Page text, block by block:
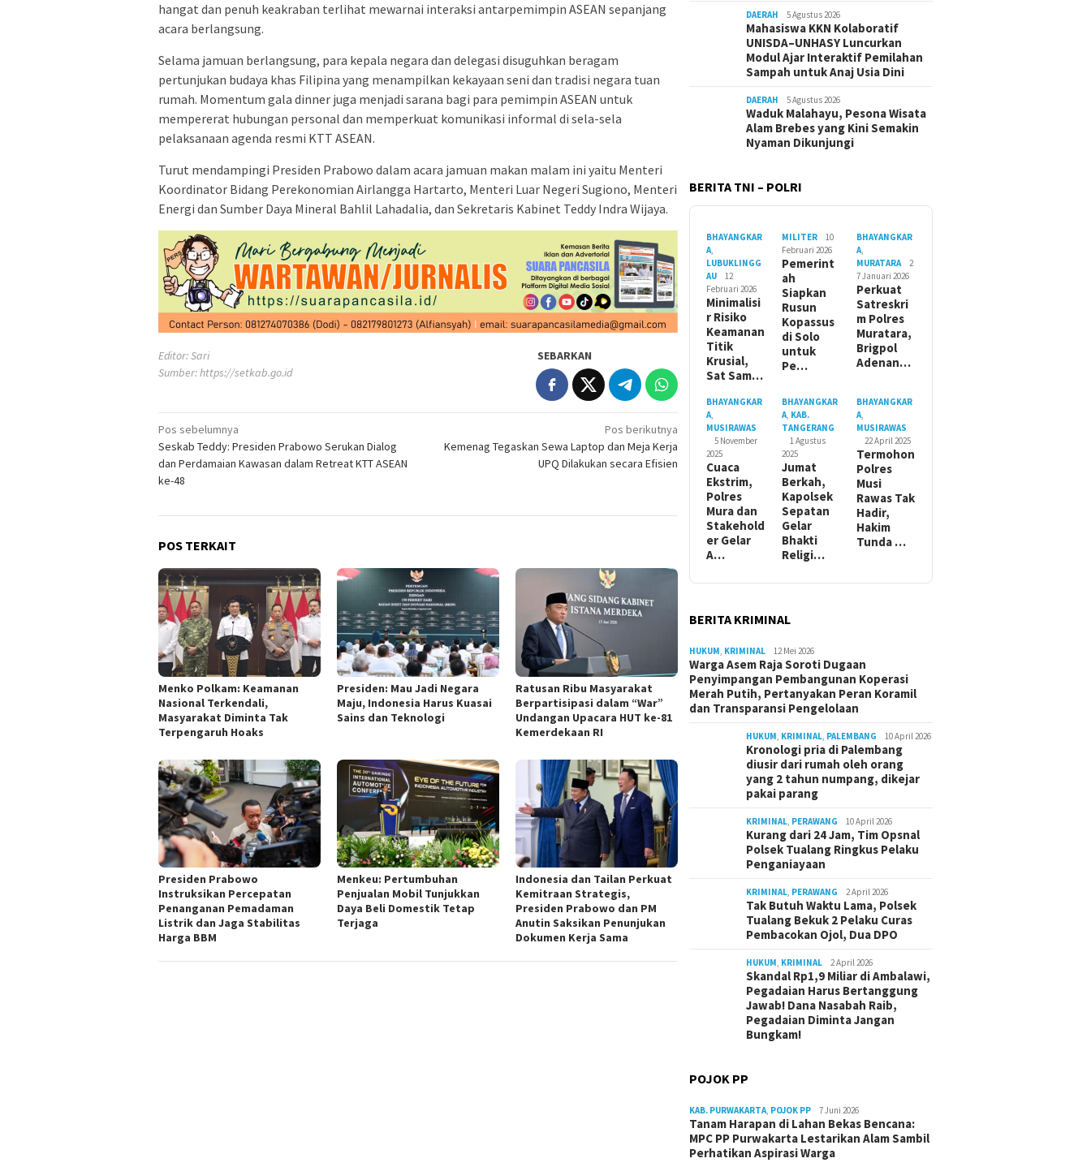
hangat dan penuh keakraban terlihat mewarnai interaksi antarpemimpin ASEAN sepanjang
acara berlangsung.
Selama jamuan berlangsung, para kepala negara dan delegasi disuguhkan beragam
pertunjukan budaya khas Filipina yang menampilkan kekayaan seni dan tradisi negara tuan
rumah. Momentum gala dinner juga menjadi sarana bagi para pemimpin ASEAN untuk
mempererat hubungan personal dan memperkuat komunikasi informal di sela-sela
pelaksanaan agenda resmi KTT ASEAN.
Turut mendampingi Presiden Prabowo dalam acara jamuan makan malam ini yaitu Menteri
Koordinator Bidang Perekonomian Airlangga Hartarto, Menteri Luar Negeri Sugiono, Menteri
Energi dan Sumber Daya Mineral Bahlil Lahadalia, dan Sekretaris Kabinet Teddy Indra Wijaya.
Editor: Sari
Sumber:https://setkab.go.id
SEBARKAN
Navigasi
pos
Pos sebelumnya
Seskab Teddy: Presiden Prabowo Serukan Dialog
dan Perdamaian Kawasan dalam Retreat KTT ASEAN
ke-48
Pos berikutnya
Kemenag Tegaskan Sewa Laptop dan Meja Kerja
UPQ Dilakukan secara Efisien
POS TERKAIT
Menko Polkam: Keamanan
Nasional Terkendali,
Masyarakat Diminta Tak
Terpengaruh Hoaks
Presiden: Mau Jadi Negara
Maju, Indonesia Harus Kuasai
Sains dan Teknologi
Ratusan Ribu Masyarakat
Berpartisipasi dalam “War”
Undangan Upacara HUT ke-81
Kemerdekaan RI
Presiden Prabowo
Instruksikan Percepatan
Penanganan Pemadaman
Listrik dan Jaga Stabilitas
Harga BBM
Menkeu: Pertumbuhan
Penjualan Mobil Tunjukkan
Daya Beli Domestik Tetap
Terjaga
Indonesia dan Tailan Perkuat
Kemitraan Strategis,
Presiden Prabowo dan PM
Anutin Saksikan Penunjukan
Dokumen Kerja Sama
DAERAH 5 Agustus 2026
Mahasiswa KKN Kolaboratif
UNISDA–UNHASY Luncurkan
Modul Ajar Interaktif Pemilahan
Sampah untuk Anaj Usia Dini
DAERAH 5 Agustus 2026
Waduk Malahayu, Pesona Wisata
Alam Brebes yang Kini Semakin
Nyaman Dikunjungi
BERITA TNI – POLRI
BHAYANGKAR
A,
LUBUKLINGG
AU
12
Februari 2026
Minimalisi
r Risiko
Keamanan
Titik
Krusial,
Sat Sam…
MILITER
10
Februari 2026
Pemerint
ah
Siapkan
Rusun
Kopassus
di Solo
untuk
Pe…
BHAYANGKAR
A,
MURATARA
2
7 Januari 2026
Perkuat
Satreskri
m Polres
Muratara,
Brigpol
Adenan…
BHAYANGKAR
A,
MUSIRAWAS
5 November
2025
Cuaca
Ekstrim,
Polres
Mura dan
Stakehold
er Gelar
A…
BHAYANGKAR
A, KAB.
TANGERANG
1 Agustus
2025
Jumat
Berkah,
Kapolsek
Sepatan
Gelar
Bhakti
Religi…
BHAYANGKAR
A,
MUSIRAWAS
22 April 2025
Termohon
Polres
Musi
Rawas Tak
Hadir,
Hakim
Tunda …
BERITA KRIMINAL
HUKUM, KRIMINAL 12 Mei 2026
Warga Asem Raja Soroti Dugaan
Penyimpangan Pembangunan Koperasi
Merah Putih, Pertanyakan Peran Koramil
dan Transparansi Pengelolaan
HUKUM, KRIMINAL, PALEMBANG 10 April 2026
Kronologi pria di Palembang
diusir dari rumah oleh orang
yang 2 tahun numpang, dikejar
pakai parang
KRIMINAL, PERAWANG 10 April 2026
Kurang dari 24 Jam, Tim Opsnal
Polsek Tualang Ringkus Pelaku
Penganiayaan
KRIMINAL, PERAWANG 2 April 2026
Tak Butuh Waktu Lama, Polsek
Tualang Bekuk 2 Pelaku Curas
Pembacokan Ojol, Dua DPO
HUKUM, KRIMINAL 2 April 2026
Skandal Rp1,9 Miliar di Ambalawi,
Pegadaian Harus Bertanggung
Jawab! Dana Nasabah Raib,
Pegadaian Diminta Jangan
Bungkam!
POJOK PP
KAB. PURWAKARTA, POJOK PP 7 Juni 2026
Tanam Harapan di Lahan Bekas Bencana:
MPC PP Purwakarta Lestarikan Alam Sambil
Perhatikan Aspirasi Warga